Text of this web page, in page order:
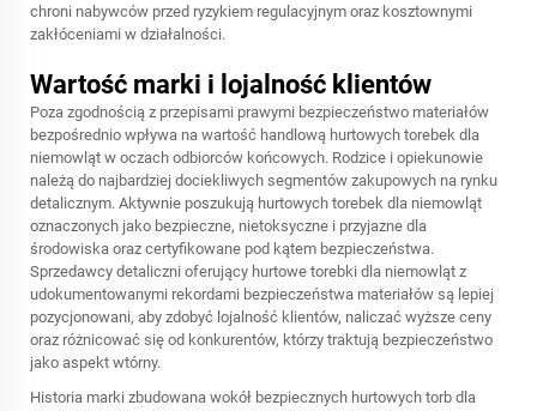
chroni nabywców przed ryzykiem regulacyjnym oraz kosztownymi
zakłóceniami w działalności.
Wartość marki i lojalność klientów
Poza zgodnością z przepisami prawymi bezpieczeństwo materiałów
bezpośrednio wpływa na wartość handlową hurtowych torebek dla
niemowląt w oczach odbiorców końcowych. Rodzice i opiekunowie
należą do najbardziej dociekliwych segmentów zakupowych na rynku
detalicznym. Aktywnie poszukują hurtowych torebek dla niemowląt
oznaczonych jako bezpieczne, nietoksyczne i przyjazne dla
środowiska oraz certyfikowane pod kątem bezpieczeństwa.
Sprzedawcy detaliczni oferujący hurtowe torebki dla niemowląt z
udokumentowanymi rekordami bezpieczeństwa materiałów są lepiej
pozycjonowani, aby zdobyć lojalność klientów, naliczać wyższe ceny
oraz różnicować się od konkurentów, którzy traktują bezpieczeństwo
jako aspekt wtórny.
Historia marki zbudowana wokół bezpiecznych hurtowych torb dla